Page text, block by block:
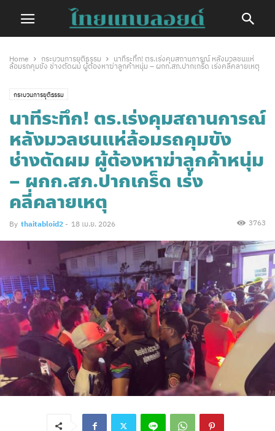
Home กระบวนการยุติธรรม
นาทีระทึก! ตร.เร่งคุมสถานการณ์ หลังมวลชนแห่
ล้อมรถคุมขัง ช่างตัดผม ผู้ต้องหาฆ่าลูกค้าหนุ่ม – ผกก.สภ.ปากเกร็ด เร่งคลี่คลายเหตุ
กระบวนการยุติธรรม
นาทีระทึก! ตร.เร่งคุมสถานการณ์
หลังมวลชนแห่ล้อมรถคุมขัง
ช่างตัดผม ผู้ต้องหาฆ่าลูกค้าหนุ่ม
– ผกก.สภ.ปากเกร็ด เร่ง
คลี่คลายเหตุ
By thaitabloid2 - 18 เม.ย. 2026 3763